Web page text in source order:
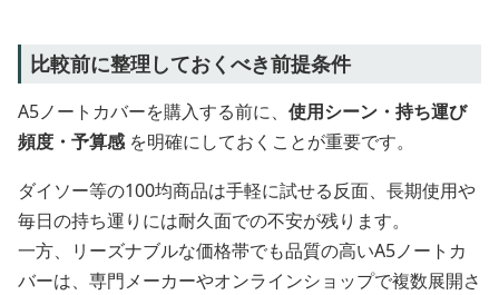
比較前に整理しておくべき前提条件
A5ノートカバーを購入する前に、 使用シーン・持ち運び
頻度・予算感を明確にしておくことが重要です。
ダイソー等の100均商品は手軽に試せる反面、長期使用や
毎日の持ち運りには耐久面での不安が残ります。
一方、リーズナブルな価格帯でも品質の高いA5ノートカ
バーは、専門メーカーやオンラインショップで複数展開さ